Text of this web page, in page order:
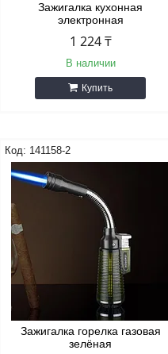
Зажигалка кухонная
электронная
1 224 ₸
В наличии
Купить
141158-2
Зажигалка горелка газовая
зелёная